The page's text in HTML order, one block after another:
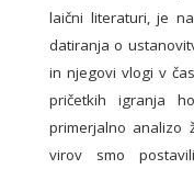
laični literaturi, je
datiranja o
in njegovi vlogi v
pričetkih igranja
primerjalno analizo
virov smo